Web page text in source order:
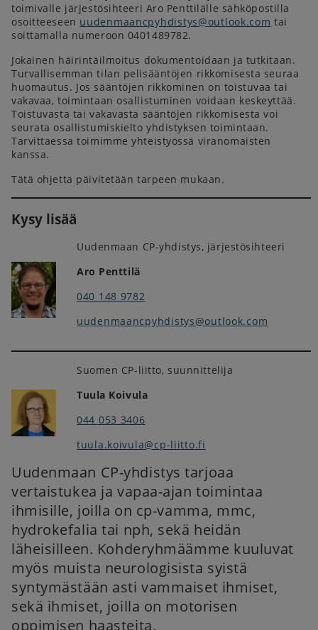
toimivalle järjestösihteeri Aro Penttilälle sähköpostilla
osoitteeseen uudenmaancpyhdistys@outlook.com tai
soittamalla numeroon 0401489782.
Jokainen häirintäilmoitus dokumentoidaan ja tutkitaan.
Turvallisemman tilan pelisääntöjen rikkomisesta seuraa
huomautus. Jos sääntöjen rikkominen on toistuvaa tai
vakavaa, toimintaan osallistuminen voidaan keskeyttää.
Toistuvasta tai vakavasta sääntöjen rikkomisesta voi
seurata osallistumiskielto yhdistyksen toimintaan.
Tarvittaessa toimimme yhteistyössä viranomaisten
kanssa.
Tätä ohjetta päivitetään tarpeen mukaan.
Kysy lisää
Uudenmaan CP-yhdistys, järjestösihteeri
Aro Penttilä
040 148 9782
uudenmaancpyhdistys@outlook.com
Suomen CP-liitto, suunnittelija
Tuula Koivula
044 053 3406
tuula.koivula@cp-liitto.fi
Uudenmaan CP-yhdistys tarjoaa
vertaistukea ja vapaa-ajan toimintaa
ihmisille, joilla on cp-vamma, mmc,
hydrokefalia tai nph, sekä heidän
läheisilleen. Kohderyhmäämme kuuluvat
myös muista neurologisista syistä
syntymästään asti vammaiset ihmiset,
sekä ihmiset, joilla on motorisen
oppimisen haasteita.